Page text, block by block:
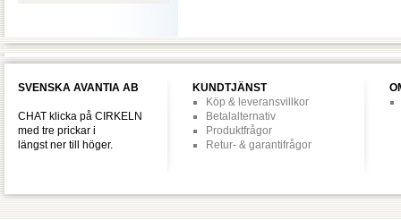
SVENSKA AVANTIA AB
CHAT klicka på CIRKELN
med tre prickar i
längst ner till höger.
KUNDTJÄNST
Köp & leveransvillkor
Betalalternativ
Produktfrågor
Retur- & garantifrågor